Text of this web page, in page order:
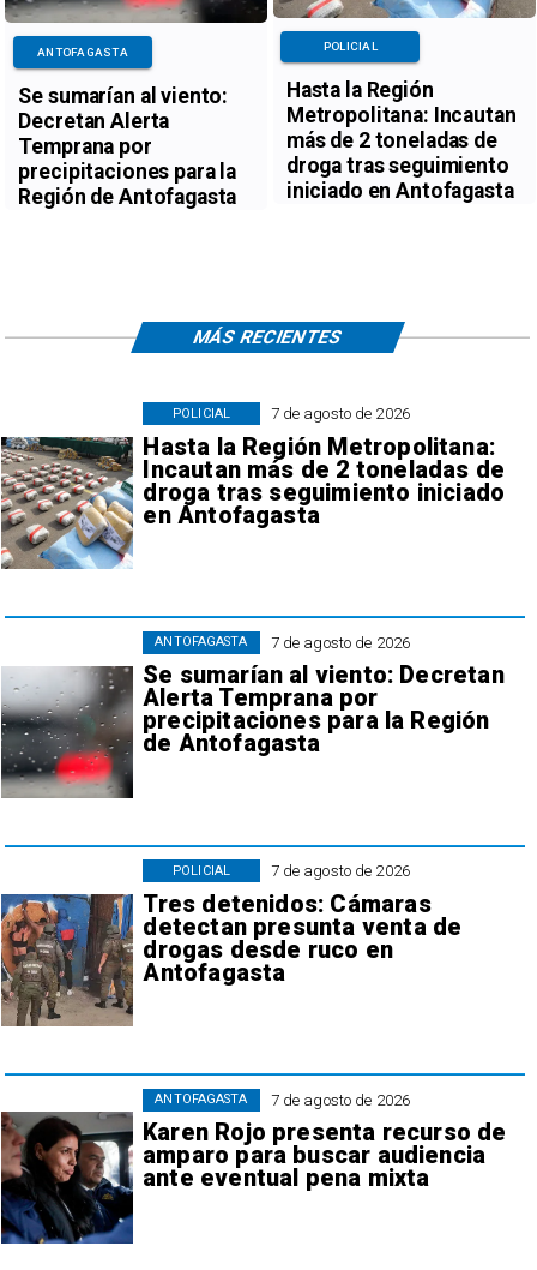
Se sumarían al viento:
Decretan Alerta
Temprana por
precipitaciones para la
Región de Antofagasta
ANTOFAGASTA
Hasta la Región
Metropolitana: Incautan
más de 2 toneladas de
droga tras seguimiento
iniciado en Antofagasta
POLICIAL
7 de agosto de 2026
Hasta la Región Metropolitana:
Incautan más de 2 toneladas de
droga tras seguimiento iniciado
en Antofagasta
POLICIAL
7 de agosto de 2026
Se sumarían al viento: Decretan
Alerta Temprana por
precipitaciones para la Región
de Antofagasta
ANTOFAGASTA
7 de agosto de 2026
Tres detenidos: Cámaras
detectan presunta venta de
drogas desde ruco en
Antofagasta
POLICIAL
7 de agosto de 2026
Karen Rojo presenta recurso de
amparo para buscar audiencia
ante eventual pena mixta
ANTOFAGASTA
MÁS RECIENTES